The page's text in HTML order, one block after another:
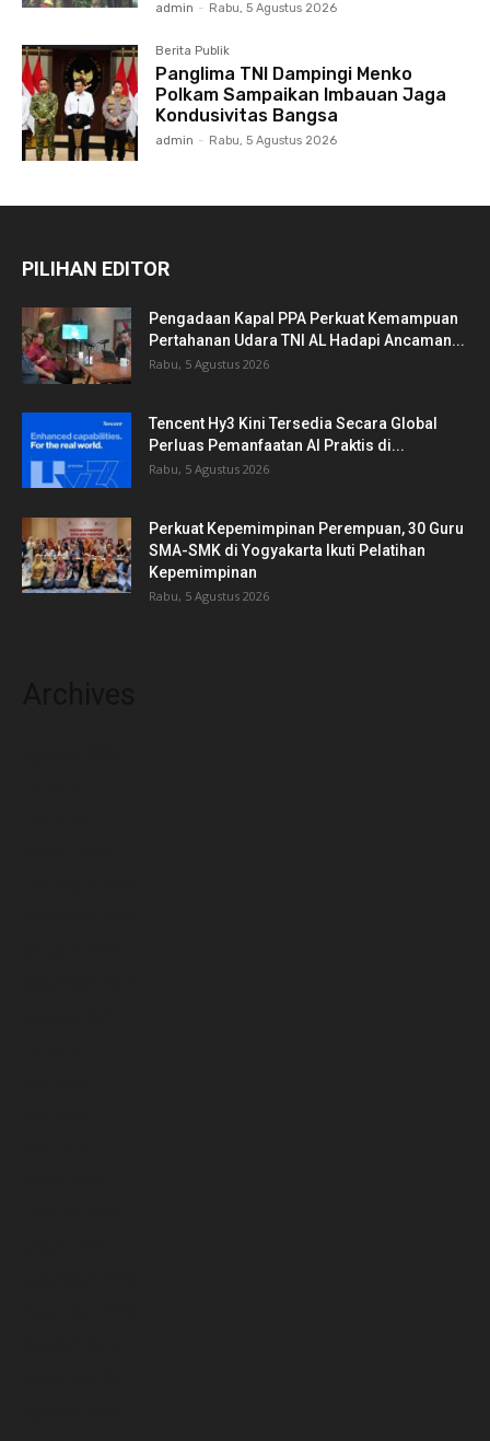
admin - Rabu, 5 Agustus 2026
Berita Publik
Panglima TNI Dampingi Menko
Polkam Sampaikan Imbauan Jaga
Kondusivitas Bangsa
admin - Rabu, 5 Agustus 2026
PILIHAN EDITOR
Pengadaan Kapal PPA Perkuat Kemampuan
Pertahanan Udara TNI AL Hadapi Ancaman...
Rabu, 5 Agustus 2026
Tencent Hy3 Kini Tersedia Secara Global
Perluas Pemanfaatan AI Praktis di...
Rabu, 5 Agustus 2026
Perkuat Kepemimpinan Perempuan, 30 Guru
SMA-SMK di Yogyakarta Ikuti Pelatihan
Kepemimpinan
Rabu, 5 Agustus 2026